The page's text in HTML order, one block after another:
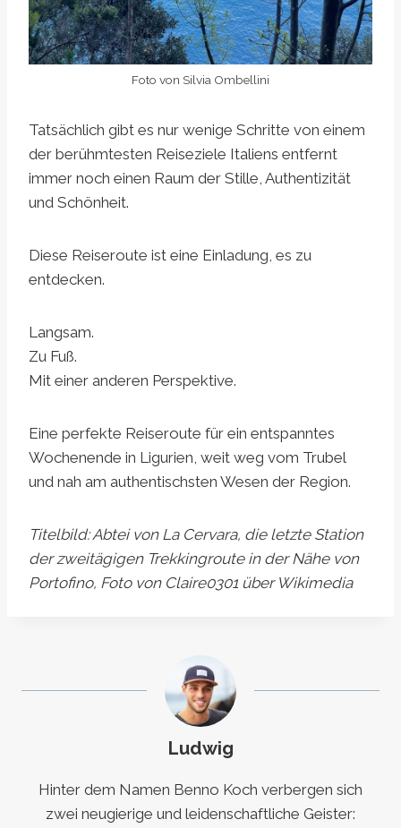
Foto von Silvia Ombellini
Tatsächlich gibt es nur wenige Schritte von einem
der berühmtesten Reiseziele Italiens entfernt
immer noch einen Raum der Stille, Authentizität
und Schönheit.
Diese Reiseroute ist eine Einladung, es zu
entdecken.
Langsam.
Zu Fuß.
Mit einer anderen Perspektive.
Eine perfekte Reiseroute für ein entspanntes
Wochenende in Ligurien, weit weg vom Trubel
und nah am authentischsten Wesen der Region.
Titelbild: Abtei von La Cervara, die letzte Station
der zweitägigen Trekkingroute in der Nähe von
Portofino, Foto von Claire0301 über Wikimedia
Ludwig
Hinter dem Namen Benno Koch verbergen sich
zwei neugierige und leidenschaftliche Geister: